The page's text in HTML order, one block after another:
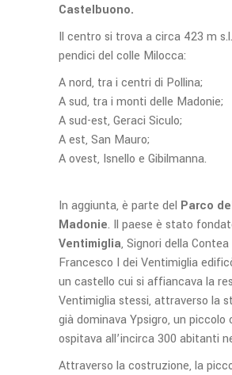
Castelbuono.
Il centro si trova a circa 423 m
pendici del colle Milocca:
A nord, tra i centri di Pollina;
A sud, tra i monti delle Madonie;
A sud-est, Geraci Siculo;
A est, San Mauro;
A ovest, Isnello e Gibilmanna.
In aggiunta, è parte del Parco
Madonie. Il paese è stato
Ventimiglia, Signori della Contea
Francesco I dei Ventimiglia
un castello cui si affiancava la
Ventimiglia stessi, attraverso la
già dominava Ypsigro, un piccolo
ospitava all’incirca 300 abitanti
Attraverso la costruzione, la